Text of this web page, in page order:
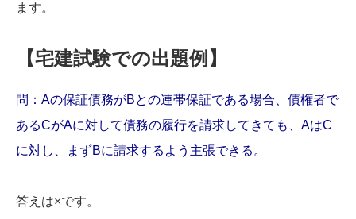
ます。
【宅建試験での出題例】
問：Aの保証債務がBとの連帯保証である場合、債権者で
あるCがAに対して債務の履行を請求してきても、AはC
に対し、まずBに請求するよう主張できる。
答えは×です。